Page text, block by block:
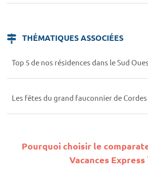
THÉMATIQUES ASSOCIÉES
Top 5 de nos résidences dans le Sud
Les fêtes du grand fauconnier de Cordes
Pourquoi choisir le
Vacances Express